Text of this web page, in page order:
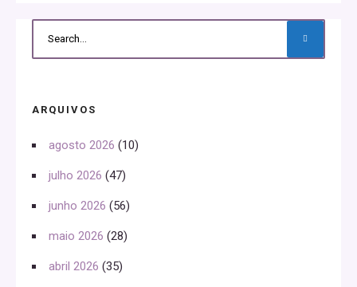
ARQUIVOS
agosto 2026 (10)
julho 2026 (47)
junho 2026 (56)
maio 2026 (28)
abril 2026 (35)